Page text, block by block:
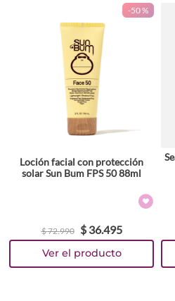
-50 %
Loción facial con protección
solar Sun Bum FPS 50 88ml
$72.990 $ 36.495